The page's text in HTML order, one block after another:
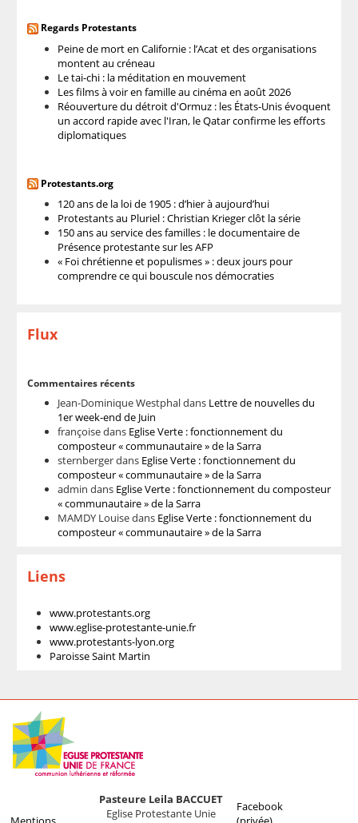
Regards Protestants
Peine de mort en Californie : l’Acat et des organisations
montent au créneau
Le tai-chi : la méditation en mouvement
Les films à voir en famille au cinéma en août 2026
Réouverture du détroit d'Ormuz : les États-Unis évoquent
un accord rapide avec l'Iran, le Qatar confirme les efforts
diplomatiques
Protestants.org
120 ans de la loi de 1905 : d’hier à aujourd’hui
Protestants au Pluriel : Christian Krieger clôt la série
150 ans au service des familles : le documentaire de
Présence protestante sur les AFP
« Foi chrétienne et populismes » : deux jours pour
comprendre ce qui bouscule nos démocraties
Flux
Commentaires récents
Jean-Dominique Westphaldans Lettre de nouvelles du
1er week-end de Juin
françoisedans Eglise Verte : fonctionnement du
composteur « communautaire » de la Sarra
sternbergerdans Eglise Verte : fonctionnement du
composteur « communautaire » de la Sarra
admin dans Eglise Verte : fonctionnement du composteur
« communautaire » de la Sarra
MAMDY Louisedans Eglise Verte : fonctionnement du
composteur « communautaire » de la Sarra
Liens
www.protestants.org
www.eglise-protestante-unie.fr
www.protestants-lyon.org
Paroisse Saint Martin
Pasteure Leila BACCUET
Eglise Protestante Unie
Facebook